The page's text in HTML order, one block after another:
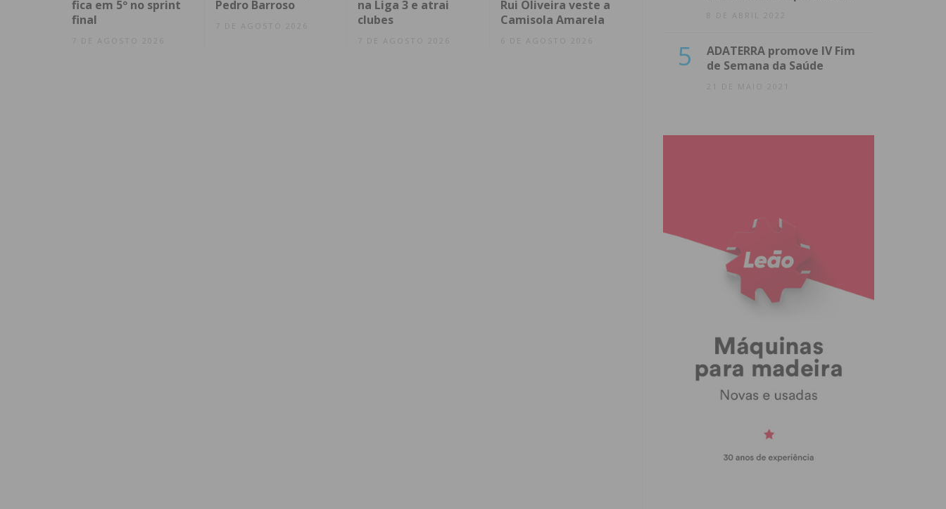
fica em 5º no sprint
final
7 DE AGOSTO 2026
Pedro Barroso
7 DE AGOSTO 2026
na Liga 3 e atrai
clubes
7 DE AGOSTO 2026
Rui Oliveira veste a
Camisola Amarela
6 DE AGOSTO 2026
8 DE ABRIL 2022
5
ADATERRA promove IV Fim
de Semana da Saúde
21 DE MAIO 2021